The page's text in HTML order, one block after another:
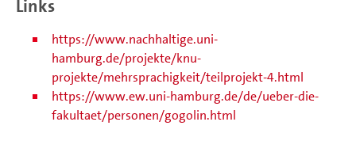
Links
https://www.nachhaltige.uni-
hamburg.de/projekte/knu-
projekte/mehrsprachigkeit/teilprojekt-4.html
https://www.ew.uni-hamburg.de/de/ueber-die-
fakultaet/personen/gogolin.html